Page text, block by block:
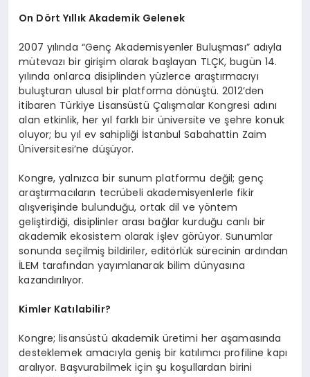
On Dört Yıllık Akademik Gelenek
2007 yılında “Genç Akademisyenler Buluşması” adıyla
mütevazı bir girişim olarak başlayan TLÇK, bugün 14.
yılında onlarca disiplinden yüzlerce araştırmacıyı
buluşturan ulusal bir platforma dönüştü. 2012’den
itibaren Türkiye Lisansüstü Çalışmalar Kongresi adını
alan etkinlik, her yıl farklı bir üniversite ve şehre konuk
oluyor; bu yıl ev sahipliği İstanbul Sabahattin Zaim
Üniversitesi’ne düşüyor.
Kongre, yalnızca bir sunum platformu değil; genç
araştırmacıların tecrübeli akademisyenlerle fikir
alışverişinde bulunduğu, ortak dil ve yöntem
geliştirdiği, disiplinler arası bağlar kurduğu canlı bir
akademik ekosistem olarak işlev görüyor. Sunumlar
sonunda seçilmiş bildiriler, editörlük sürecinin ardından
İLEM tarafından yayımlanarak bilim dünyasına
kazandırılıyor.
Kimler Katılabilir?
Kongre; lisansüstü akademik üretimi her aşamasında
desteklemek amacıyla geniş bir katılımcı profiline kapı
aralıyor. Başvurabilmek için şu koşullardan birini